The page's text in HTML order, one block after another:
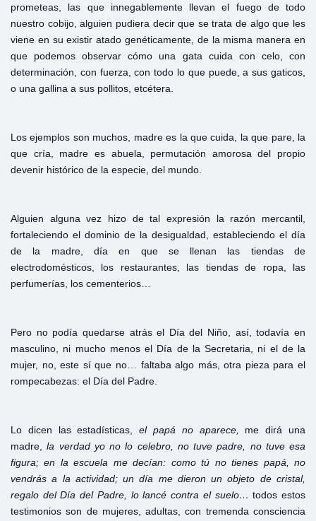
prometeas, las que innegablemente llevan el fuego de todo
nuestro cobijo, alguien pudiera decir que se trata de algo que les
viene en su existir atado genéticamente, de la misma manera en
que podemos observar cómo una gata cuida con celo, con
determinación, con fuerza, con todo lo que puede, a sus gaticos,
o una gallina a sus pollitos, etcétera.
Los ejemplos son muchos, madre es la que cuida, la que pare, la
que cría, madre es abuela, permutación amorosa del propio
devenir histórico de la especie, del mundo.
Alguien alguna vez hizo de tal expresión la razón mercantil,
fortaleciendo el dominio de la desigualdad, estableciendo el día
de la madre, día en que se llenan las tiendas de
electrodomésticos, los restaurantes, las tiendas de ropa, las
perfumerías, los cementerios…
Pero no podía quedarse atrás el Día del Niño, así, todavía en
masculino, ni mucho menos el Día de la Secretaria, ni el de la
mujer, no, este sí que no… faltaba algo más, otra pieza para el
rompecabezas: el Día del Padre.
Lo dicen las estadísticas,el papá no aparece,
me dirá una
madre,la verdad yo no lo celebro, no tuve padre, no tuve esa
figura; en la escuela me decían: como tú no tienes papá, no
vendrás a la actividad; un día me dieron un objeto de cristal,
regalo del Día del Padre, lo lancé contra el suelo… todos estos
testimonios son de mujeres, adultas, con tremenda consciencia